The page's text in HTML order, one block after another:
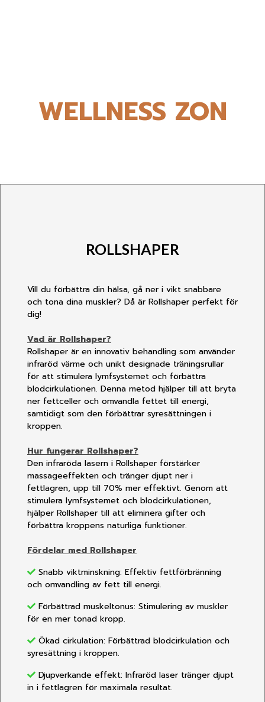
WELLNESS ZON
ROLLSHAPER
Vill du förbättra din hälsa, gå ner i vikt snabbare
och tona dina muskler? Då är Rollshaper perfekt för
dig!
Vad är Rollshaper?
Rollshaper är en innovativ behandling som använder
infraröd värme och unikt designade träningsrullar
för att stimulera lymfsystemet och förbättra
blodcirkulationen. Denna metod hjälper till att bryta
ner fettceller och omvandla fettet till energi,
samtidigt som den förbättrar syresättningen i
kroppen.
Hur fungerar Rollshaper?
Den infraröda lasern i Rollshaper förstärker
massageeffekten och tränger djupt ner i
fettlagren, upp till 70% mer effektivt. Genom att
stimulera lymfsystemet och blodcirkulationen,
hjälper Rollshaper till att eliminera gifter och
förbättra kroppens naturliga funktioner.
Fördelar med Rollshaper
Snabb viktminskning: Effektiv fettförbränning
och omvandling av fett till energi.
Förbättrad muskeltonus: Stimulering av muskler
för en mer tonad kropp.
Ökad cirkulation: Förbättrad blodcirkulation och
syresättning i kroppen.
Djupverkande effekt: Infraröd laser tränger djupt
in i fettlagren för maximala resultat.